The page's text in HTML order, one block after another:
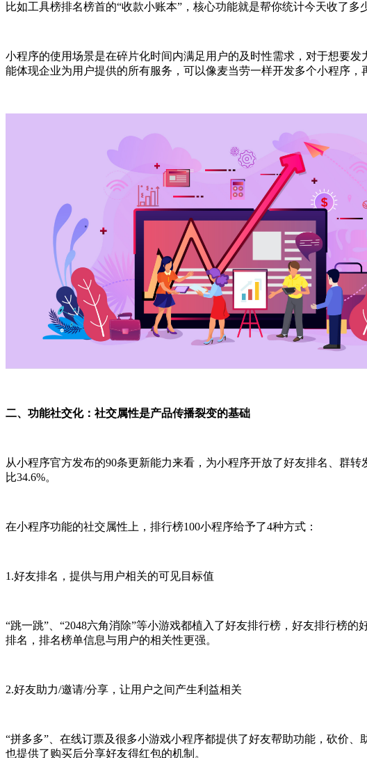
比如工具榜排名榜首的“收款小账本”，核心功能就是帮你统计今天收了
小程序的使用场景是在碎片化时间内满足用户的及时性需求，对于想要
能体现企业为用户提供的所有服务，可以像麦当劳一样开发多个小程序
二、功能社交化：社交属性是产品传播裂变的基础
从小程序官方发布的90条更新能力来看，为小程序开放了好友排名、群
比34.6%。
在小程序功能的社交属性上，排行榜100小程序给予了4种方式：
1.好友排名，提供与用户相关的可见目标值
“跳一跳”、“2048六角消除”等小游戏都植入了好友排行榜，好友排行榜
排名，排名榜单信息与用户的相关性更强。
2.好友助力/邀请/分享，让用户之间产生利益相关
“拼多多”、在线订票及很多小游戏小程序都提供了好友帮助功能，砍价
也提供了购买后分享好友得红包的机制。